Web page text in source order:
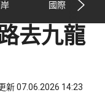
國際
去九龍
新 07.06.2026 14:23